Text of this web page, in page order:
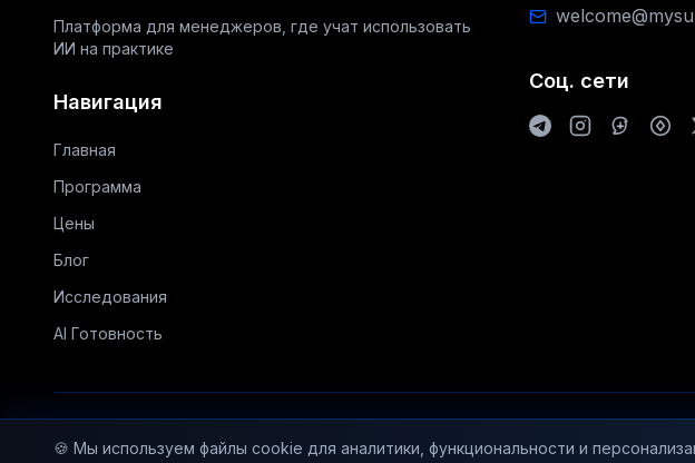
Платформа для менеджеров, где учат использовать
ИИ на практике
Навигация
Главная
Программа
Цены
Блог
Исследования
AI Готовность
Соц. сети
🍪 Мы используем файлы cookie для аналитики, функциональности и